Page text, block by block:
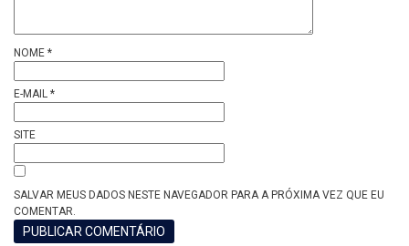
NOME *
E-MAIL *
SITE
SALVAR MEUS DADOS NESTE NAVEGADOR PARA A PRÓXIMA VEZ QUE EU
COMENTAR.